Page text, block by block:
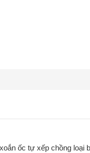
ốc tự xếp chồng loại